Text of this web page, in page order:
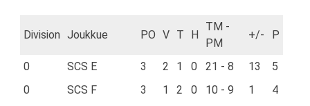
Division Joukkue PO V T H
TM -
PM
+/- P
0 SCS E 3 2 1 0 21 - 8 13
5
0
SCS F 3 1 2 0 10 - 9 1 4